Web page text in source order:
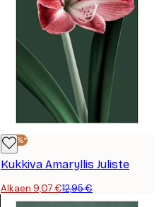
-30%*
Kukkiva Amaryllis Juliste
Alkaen 9,07 €12,95 €